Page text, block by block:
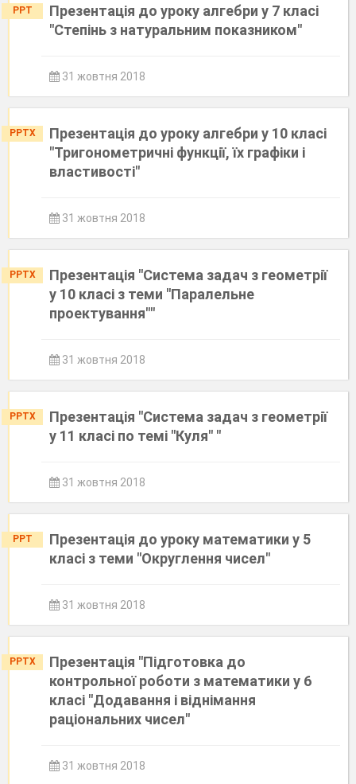
PPT
Презентація до уроку алгебри у 7 класі
"Степінь з натуральним показником"
31 жовтня 2018
PPTX
Презентація до уроку алгебри у 10 класі
"Тригонометричні функції, їх графіки і
властивості"
31 жовтня 2018
PPTX
Презентація "Система задач з геометрії
у 10 класі з теми "Паралельне
проектування""
31 жовтня 2018
PPTX
Презентація "Система задач з геометрії
у 11 класі по темі "Куля" "
31 жовтня 2018
PPT
Презентація до уроку математики у 5
класі з теми "Округлення чисел"
31 жовтня 2018
PPTX
Презентація "Підготовка до
контрольної роботи з математики у 6
класі "Додавання і віднімання
раціональних чисел"
31 жовтня 2018